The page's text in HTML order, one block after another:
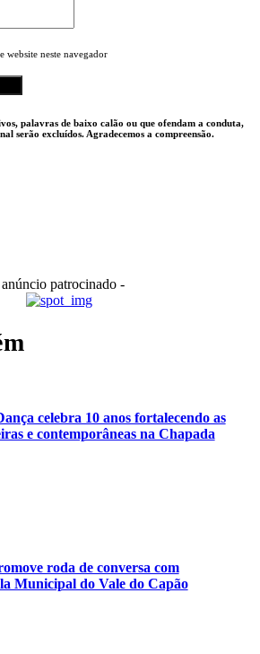
website neste navegador
palavras de baixo calão ou que ofendam a conduta,
serão excluídos. Agradecemos a compreensão.
patrocinado -
celebra 10 anos fortalecendo as
e contemporâneas na Chapada
roda de conversa com
Municipal do Vale do Capão